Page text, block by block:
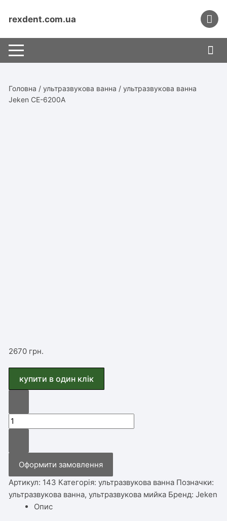
rexdent.com.ua
Головна /ультразвукова ванна / ультразвукова ванна
Jeken CE-6200A
2670 грн.
купити в один клiк
ультразвукова
ванна
CE-
6200A
кількість
Оформити замовлення
Артикул: 143 Категорія:ультразвукова ванна Позначки:
ультразвукова ванна,ультразвукова мийка Бренд:Jeken
Опис